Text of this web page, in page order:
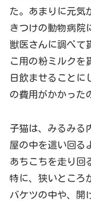
た。あまりに元気
きつけの動物病院
獣医さんに調べて
こ用の粉ミルクを
日飲ませることに
の費用がかかった
子猫は、みるみる
屋の中を這い回る
あちこちを走り回
特に、狭いところ
バケツの中や、開